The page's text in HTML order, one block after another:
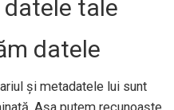
tale
datele
și metadatele lui sunt